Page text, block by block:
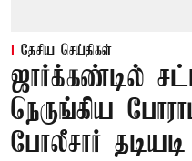
தேசிய செய்திகள்
ஜார்க்கண்டில்
நெருங்கிய
போலீசார் தடியடி